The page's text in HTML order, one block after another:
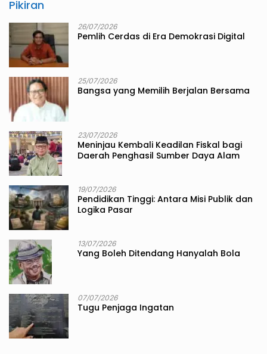
Pikiran
26/07/2026
Pemlih Cerdas di Era Demokrasi Digital
25/07/2026
Bangsa yang Memilih Berjalan Bersama
23/07/2026
Meninjau Kembali Keadilan Fiskal bagi
Daerah Penghasil Sumber Daya Alam
19/07/2026
Pendidikan Tinggi: Antara Misi Publik dan
Logika Pasar
13/07/2026
Yang Boleh Ditendang Hanyalah Bola
07/07/2026
Tugu Penjaga Ingatan